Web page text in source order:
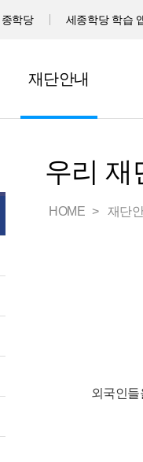
학당 세종학당 학습
재단안내
우리 재
HOME 재단
외국인